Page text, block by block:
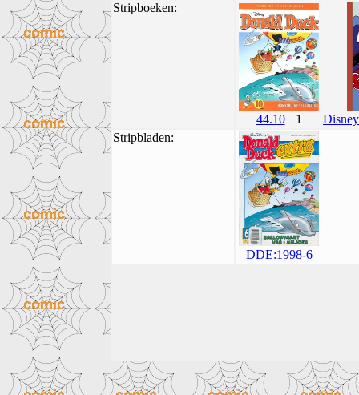
Stripboeken:
44.10+1
Stripbladen:
DDE:1998-6